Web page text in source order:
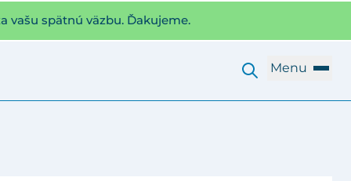
vašu spätnú väzbu. Ďakujeme.
Menu